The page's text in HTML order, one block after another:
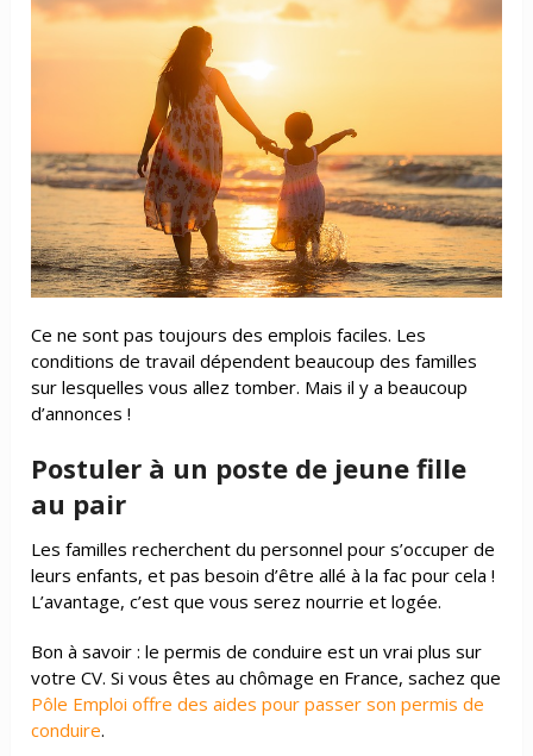
Ce ne sont pas toujours des emplois faciles. Les
conditions de travail dépendent beaucoup des familles
sur lesquelles vous allez tomber. Mais il y a beaucoup
d’annonces !
Postuler à un poste de jeune fille
au pair
Les familles recherchent du personnel pour s’occuper de
leurs enfants, et pas besoin d’être allé à la fac pour cela !
L’avantage, c’est que vous serez nourrie et logée.
Bon à savoir : le permis de conduire est un vrai plus sur
votre CV.Si vous êtes au chômage en France, sachez que
Pôle Emploi offre des aides pour passer son permis de
conduire.